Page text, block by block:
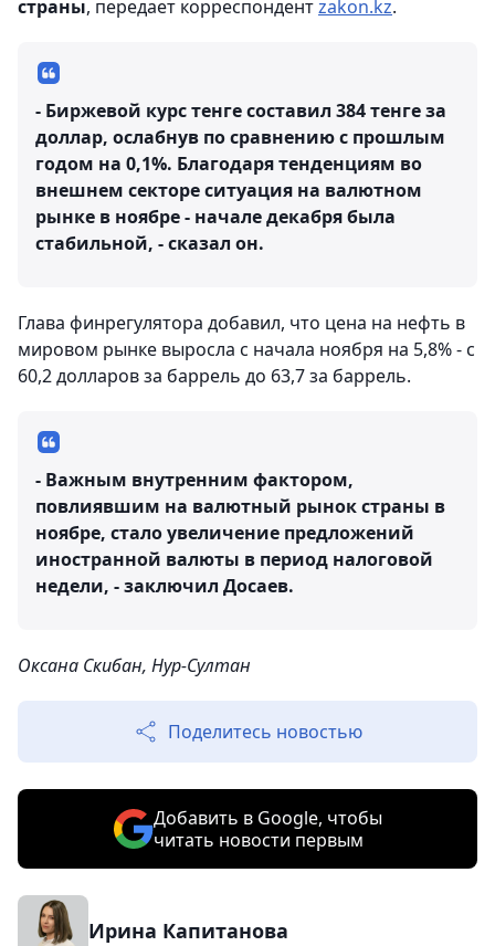
страны, передает корреспондентzakon.kz.
- Биржевой курс тенге составил 384 тенге за
доллар, ослабнув по сравнению с прошлым
годом на 0,1%. Благодаря тенденциям во
внешнем секторе ситуация на валютном
рынке в ноябре - начале декабря была
стабильной, - сказал он.
Глава финрегулятора добавил, что цена на нефть в
мировом рынке выросла с начала ноября на 5,8% - с
60,2 долларов за баррель до 63,7 за баррель.
- Важным внутренним фактором,
повлиявшим на валютный рынок страны в
ноябре, стало увеличение предложений
иностранной валюты в период налоговой
недели, - заключил Досаев.
Оксана Скибан, Нур-Султан
Поделитесь новостью
Добавить в Google, чтобы
читать новости первым
Ирина Капитанова